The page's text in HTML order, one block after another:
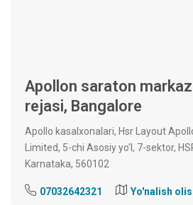
Apollon saraton
rejasi, Bangalore
Apollo kasalxonalari, Hsr Layout
Limited, 5-chi Asosiy yo'l, 7-sektor,
Karnataka, 560102
07032642321 Yo'nalish